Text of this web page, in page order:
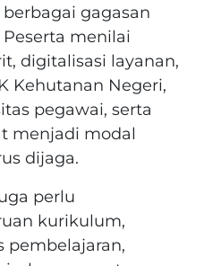
gagasan
menilai
digitalisasi layanan,
Kehutanan Negeri,
pegawai, serta
menjadi modal
dijaga.
perlu
kurikulum,
pembelajaran,